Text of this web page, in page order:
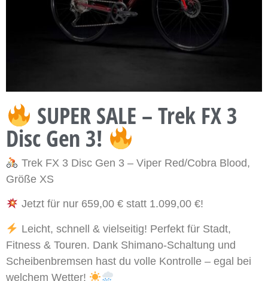
SUPER SALE – Trek FX 3
Disc Gen 3!
Trek FX 3 Disc Gen 3 – Viper Red/Cobra Blood,
Größe XS
Jetzt für nur 659,00 € statt 1.099,00 €!
Leicht, schnell & vielseitig! Perfekt für Stadt,
Fitness & Touren. Dank Shimano-Schaltung und
Scheibenbremsen hast du volle Kontrolle – egal bei
welchem Wetter!